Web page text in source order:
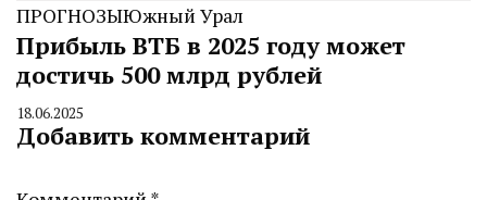
ПРОГНОЗЫЮжный Урал
Прибыль ВТБ в 2025 году может
достичь 500 млрд рублей
By
CHELINDUSTRY
18.06.2025
Добавить комментарий